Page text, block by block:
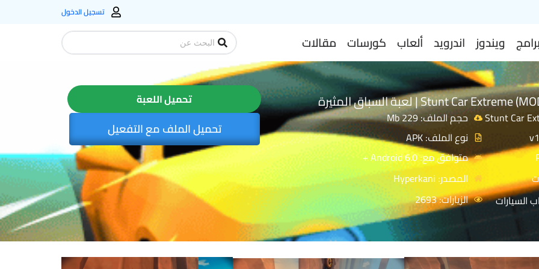
تسجيل الدخول
برامج ويندوز اندرويد ألعاب كورسات مقالات
Search
...
السيارات
حجم الملف: 229 Mb
نوع الملف: APK
متوافق مع: Android 6.0 +
المصدر: Hyperkani
الزيارات: 2693
تحميل اللعبة
تحميل الملف مع التفعيل